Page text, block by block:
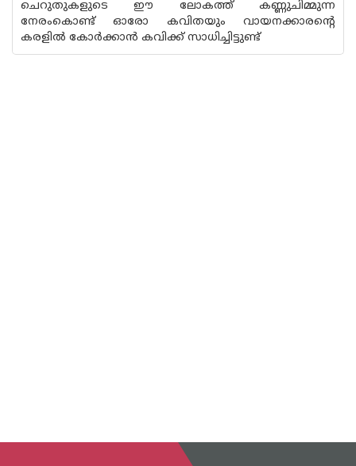
ചെറുതുകളുടെ ഈ ലോകത്ത് കണ്ണുചിമ്മുന്ന
നേരംകൊണ്ട് ഓരോ കവിതയും വായനക്കാരൻ്റെ
കരളിൽ കോർക്കാൻ കവിക്ക് സാധിച്ചിട്ടുണ്ട്